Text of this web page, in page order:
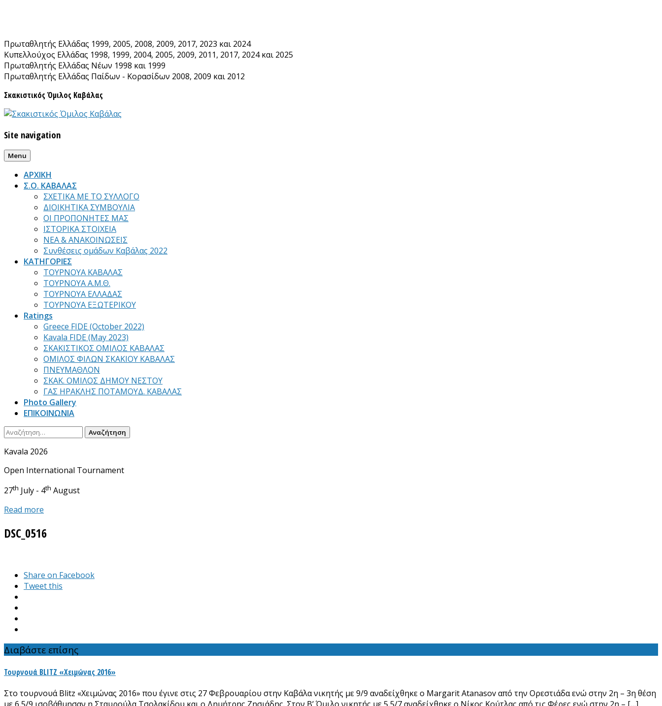
Πρωταθλητής Ελλάδας 1999, 2005, 2008, 2009, 2017, 2023 και 2024
Κυπελλούχος Ελλάδας 1998, 1999, 2004, 2005, 2009, 2011, 2017, 2024 και 2025
Πρωταθλητής Ελλάδας Νέων 1998 και 1999
Πρωταθλητής Ελλάδας Παίδων - Κορασίδων 2008, 2009 και 2012
Σκακιστικός Όμιλος Καβάλας
Site navigation
Menu
ΑΡΧΙΚΗ
Σ.Ο. ΚΑΒΑΛΑΣ
ΣΧΕΤΙΚΑ ΜΕ ΤΟ ΣΥΛΛΟΓΟ
ΔΙΟΙΚΗΤΙΚΑ ΣΥΜΒΟΥΛΙΑ
ΟΙ ΠΡΟΠΟΝΗΤΕΣ ΜΑΣ
ΙΣΤΟΡΙΚΑ ΣΤΟΙΧΕΙΑ
ΝΕΑ & ΑΝΑΚΟΙΝΩΣΕΙΣ
Συνθέσεις ομάδων Καβάλας 2022
ΚΑΤΗΓΟΡΙΕΣ
ΤΟΥΡΝΟΥΑ ΚΑΒΑΛΑΣ
ΤΟΥΡΝΟΥΑ Α.Μ.Θ.
ΤΟΥΡΝΟΥΑ ΕΛΛΑΔΑΣ
ΤΟΥΡΝΟΥΑ ΕΞΩΤΕΡΙΚΟΥ
Ratings
Greece FIDE (October 2022)
Kavala FIDE (May 2023)
ΣΚΑΚΙΣΤΙΚΟΣ ΟΜΙΛΟΣ ΚΑΒΑΛΑΣ
ΟΜΙΛΟΣ ΦΙΛΩΝ ΣΚΑΚΙΟΥ ΚΑΒΑΛΑΣ
ΠΝΕΥΜΑΘΛΟΝ
ΣΚΑΚ. ΟΜΙΛΟΣ ΔΗΜΟΥ ΝΕΣΤΟΥ
ΓΑΣ ΗΡΑΚΛΗΣ ΠΟΤΑΜΟΥΔ. ΚΑΒΑΛΑΣ
Photo Gallery
ΕΠΙΚΟΙΝΩΝΙΑ
Αναζήτηση
Kavala 2026
Open International Tournament
27th July - 4th August
Read more
DSC_0516
Share on Facebook
Tweet this
Διαβάστε επίσης
Τουρνουά BLITZ «Χειμώνας 2016»
Στο τουρνουά Blitz «Χειμώνας 2016» που έγινε στις 27 Φεβρουαρίου στην Καβάλα νικητής με 9/9 αναδείχθηκε ο Margarit Atanasov από την Ορεστιάδα ενώ στην 2η – 3η θέση